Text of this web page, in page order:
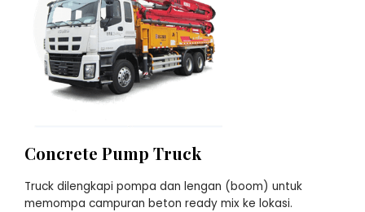
Concrete Pump Truck
Truck dilengkapi pompa dan lengan (boom) untuk
memompa campuran beton ready mix ke lokasi.